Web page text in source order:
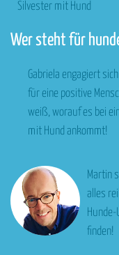
Silvester mit Hund
Wer steht für
Gabriela engagiert
für eine positive
weiß, worauf es bei
mit Hund ankommt!
Martin
alles
finden!